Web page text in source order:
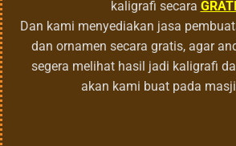
kaligrafi secara
Dan kami menyediakan jasa
dan ornamen secara gratis, agar
segera melihat hasil jadi kaligrafi
akan kami buat pada